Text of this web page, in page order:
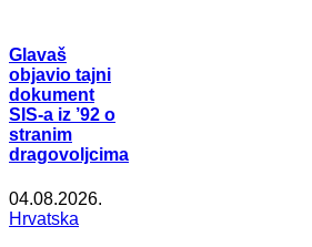
Glavaš
objavio tajni
dokument
SIS-a iz ’92 o
stranim
dragovoljcima
04.08.2026.
Hrvatska